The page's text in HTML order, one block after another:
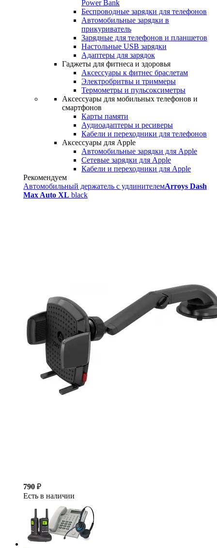
Power Bank
Беспроводные зарядки для телефонов
Автомобильные зарядки в
прикуриватель
Зарядные для телефонов и планшетов
Настольные USB зарядки
Адаптеры для зарядок
Гаджеты для фитнеса и здоровья
Аксессуары к фитнес браслетам
Электробритвы и триммеры
Термометры и пульсоксиметры
Аксессуары для мобильных телефонов и
смартфонов
Карты памяти
Аудиоадаптеры и ресиверы
Кабели и переходники для телефонов
Аксессуары для Apple
Автомобильные зарядки для Apple
Сетевые зарядки для Apple
Кабели и переходники для Apple
Рекомендуем
Автомобильный держатель с удлинителемArroys Dash
Max Auto XL black
790 ₽
Есть в наличии